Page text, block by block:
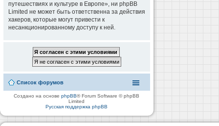
путешествиях и культуре в Европе», ни phpBB
Limited не может быть ответственна за действия
хакеров, которые могут привести к
несанкционированному доступу к ней.
Список форумов
Создано на основеphpBB® Forum Software © phpBB
Limited
Русская поддержка phpBB